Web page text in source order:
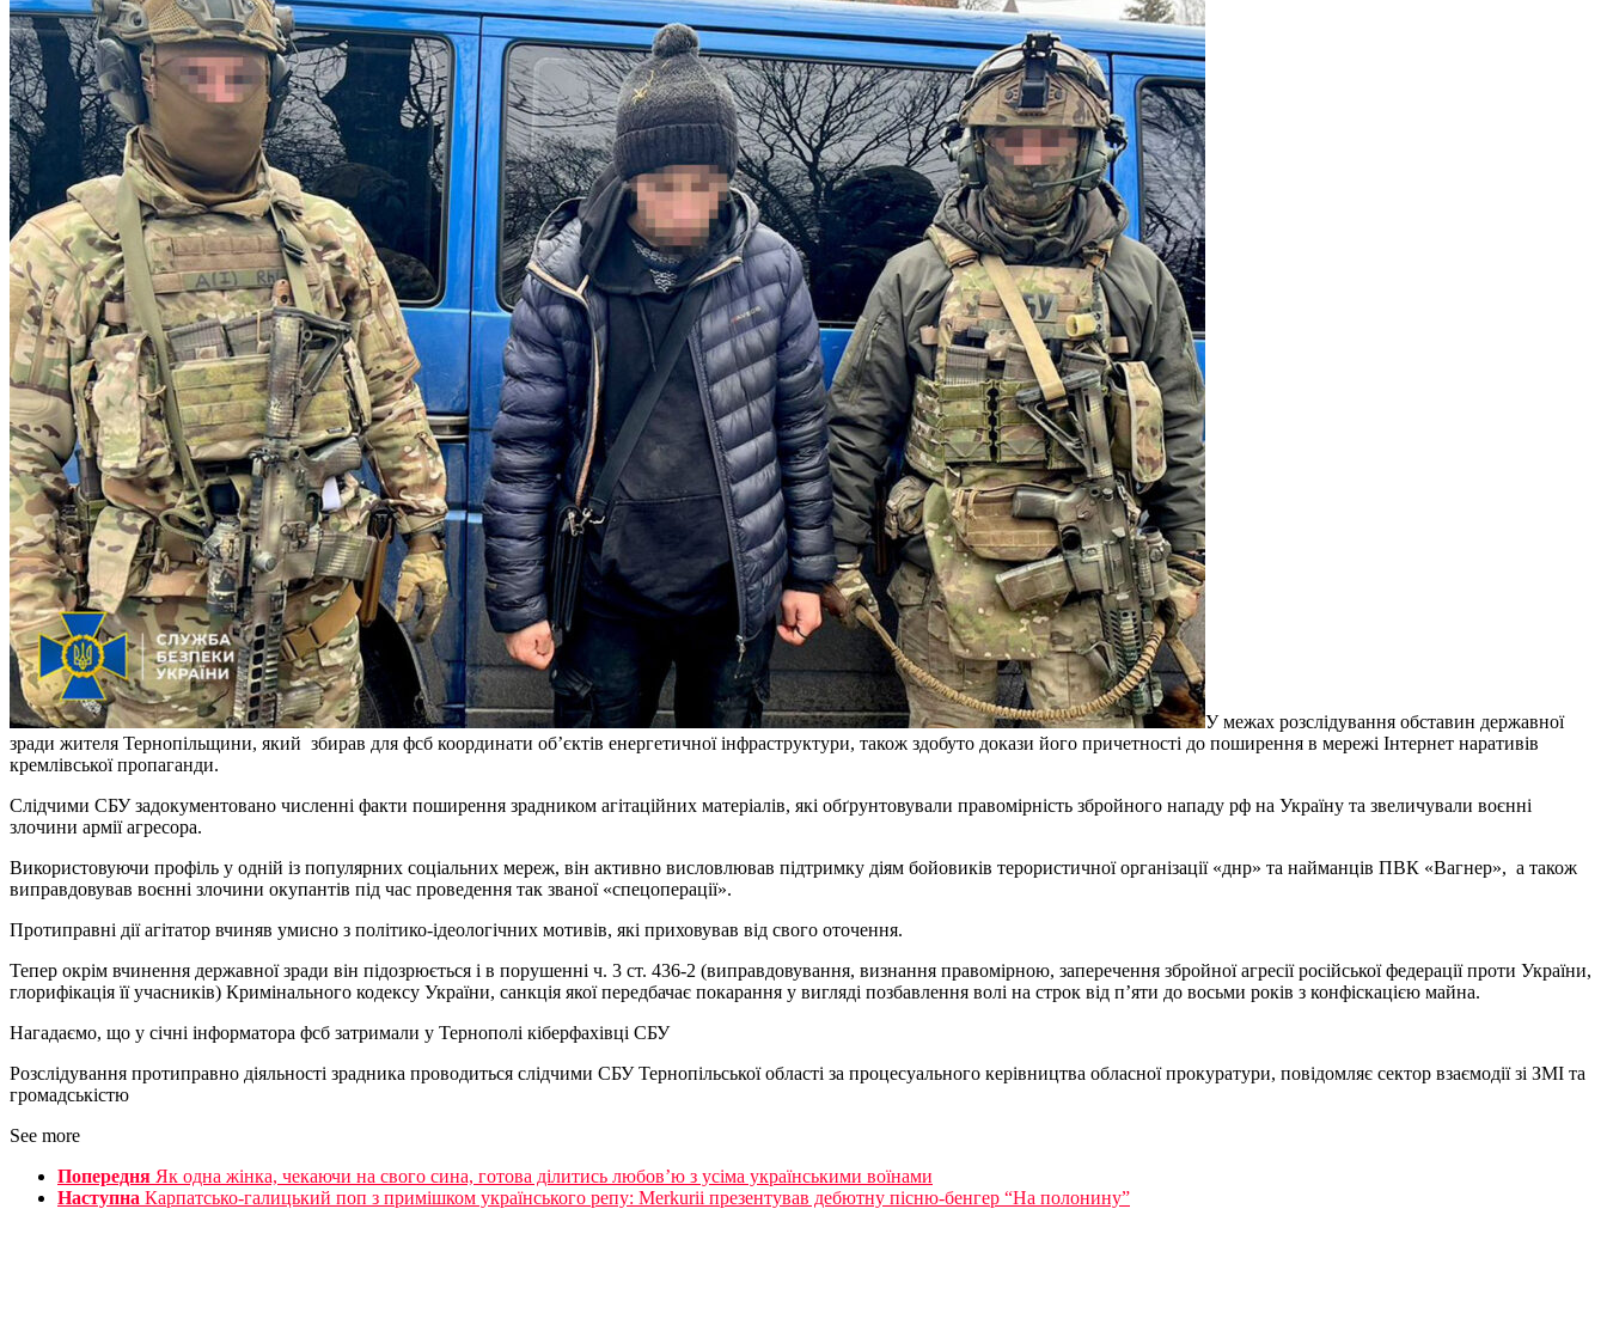
У межах розслідування обставин державної
зради жителя Тернопільщини, який збирав для фсб координати об’єктів енергетичної інфраструктури, також здобуто докази його причетності до поширення в мережі Інтернет наративів
кремлівської пропаганди.
Слідчими СБУ задокументовано численні факти поширення зрадником агітаційних матеріалів, які обґрунтовували правомірність збройного нападу рф на Україну та звеличували воєнні
злочини армії агресора.
Використовуючи профіль у одній із популярних соціальних мереж, він активно висловлював підтримку діям бойовиків терористичної організації «днр» та найманців ПВК «Вагнер», а також
виправдовував воєнні злочини окупантів під час проведення так званої «спецоперації».
Протиправні дії агітатор вчиняв умисно з політико-ідеологічних мотивів, які приховував від свого оточення.
Тепер окрім вчинення державної зради він підозрюється і в порушенні ч. 3 ст. 436-2 (виправдовування, визнання правомірною, заперечення збройної агресії російської федерації проти України,
глорифікація її учасників) Кримінального кодексу України, санкція якої передбачає покарання у вигляді позбавлення волі на строк від п’яти до восьми років з конфіскацією майна.
Нагадаємо, що у січні інформатора фсб затримали у Тернополі кіберфахівці СБУ
Розслідування протиправно діяльності зрадника проводиться слідчими СБУ Тернопільської області за процесуального керівництва обласної прокуратури, повідомляє сектор взаємодії зі ЗМІ та
громадськістю
See more
Попередня Як одна жінка, чекаючи на свого сина, готова ділитись любовʼю з усіма українськими воїнами
Наступна Карпатсько-галицький поп з примішком українського репу: Merkurii презентував дебютну пісню-бенгер “На полонину”